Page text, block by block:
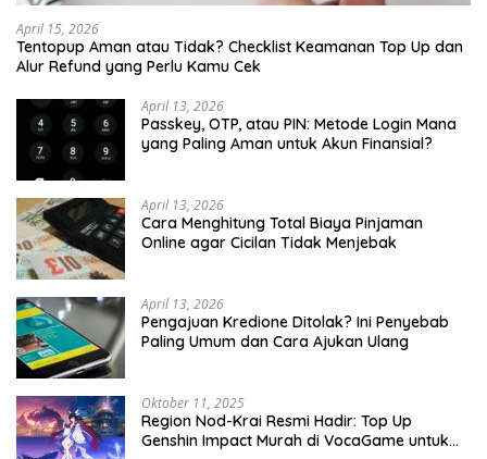
April 15, 2026
Tentopup Aman atau Tidak? Checklist Keamanan Top Up dan
Alur Refund yang Perlu Kamu Cek
April 13, 2026
Passkey, OTP, atau PIN: Metode Login Mana
yang Paling Aman untuk Akun Finansial?
April 13, 2026
Cara Menghitung Total Biaya Pinjaman
Online agar Cicilan Tidak Menjebak
April 13, 2026
Pengajuan Kredione Ditolak? Ini Penyebab
Paling Umum dan Cara Ajukan Ulang
Oktober 11, 2025
Region Nod-Krai Resmi Hadir: Top Up
Genshin Impact Murah di VocaGame untuk